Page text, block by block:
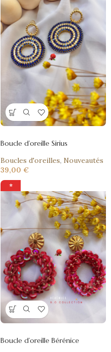
Boucle d’oreille Sirius
Boucles d'oreilles, Nouveautés
39,00 €
⭐
Boucle d’oreille Bérénice